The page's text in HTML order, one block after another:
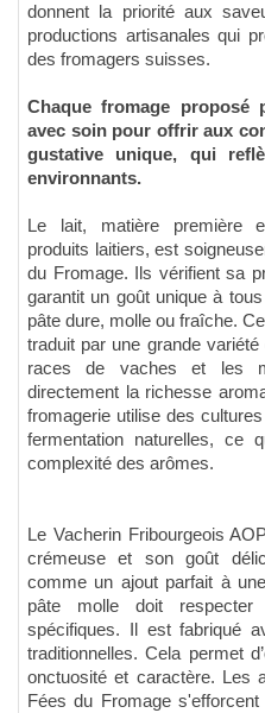
donnent la priorité aux
productions artisanales qui
des fromagers suisses.
Chaque fromage proposé
avec soin pour offrir aux
gustative unique, qui
environnants.
Le lait, matière première
produits laitiers, est
du Fromage. Ils vérifient sa
garantit un goût unique à
pâte dure, molle ou fraîche.
traduit par une grande
races de vaches et les
directement la richesse
fromagerie utilise des
fermentation naturelles, ce
complexité des arômes.
Le Vacherin Fribourgeois
crémeuse et son goût
comme un ajout parfait à
pâte molle doit
spécifiques. Il est fabriqué
traditionnelles. Cela permet
onctuosité et caractère. Les
Fées du Fromage